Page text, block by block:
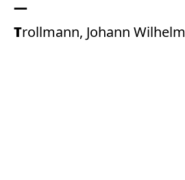
Trollmann, Johann Wilhelm